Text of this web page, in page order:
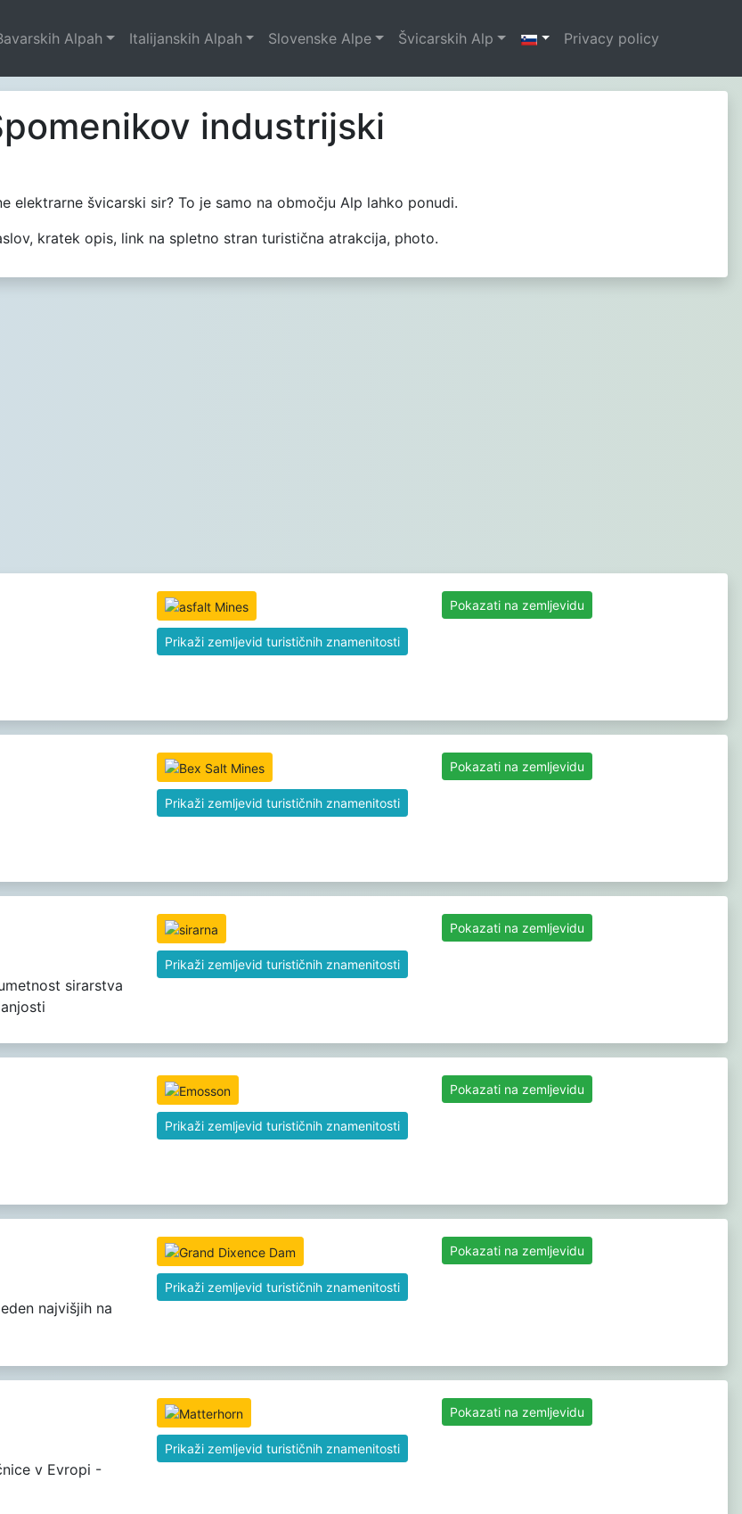
Alpah Italijanskih Alpah Slovenske Alpe Švicarskih Alp Privacy policy
industrijski
švicarski sir? To je samo na območju Alp lahko ponudi.
kratek opis, link na spletno stran turistična atrakcija, photo.
Prikaži zemljevid turističnih znamenitosti
Pokazati na zemljevidu
Prikaži zemljevid turističnih znamenitosti
Pokazati na zemljevidu
sirarstva
Prikaži zemljevid turističnih znamenitosti
Pokazati na zemljevidu
Prikaži zemljevid turističnih znamenitosti
Pokazati na zemljevidu
najvišjih na
Prikaži zemljevid turističnih znamenitosti
Pokazati na zemljevidu
v Evropi -
Prikaži zemljevid turističnih znamenitosti
Pokazati na zemljevidu